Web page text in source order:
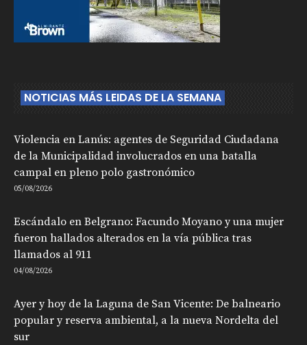
NOTICIAS MÁS LEIDAS DE LA SEMANA
Violencia en Lanús: agentes de Seguridad Ciudadana
de la Municipalidad involucrados en una batalla
campal en pleno polo gastronómico
05/08/2026
Escándalo en Belgrano: Facundo Moyano y una mujer
fueron hallados alterados en la vía pública tras
llamados al 911
04/08/2026
Ayer y hoy de la Laguna de San Vicente: De balneario
popular y reserva ambiental, a la nueva Nordelta del
sur